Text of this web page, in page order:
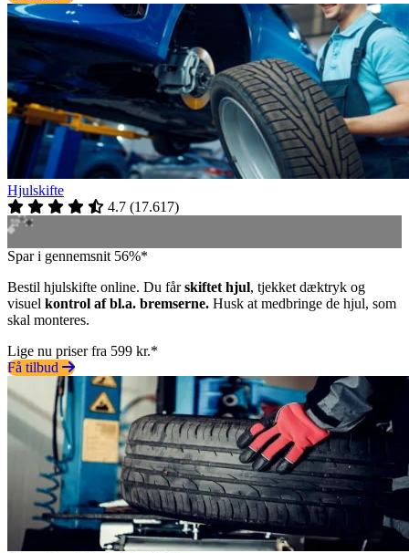
Hjulskifte
4.7 (17.617)
Spar i gennemsnit 56%*
Bestil hjulskifte online. Du fårskiftet hjul, tjekket dæktryk og
visuel kontrol af bl.a. bremserne. Husk at medbringe de hjul, som
skal monteres.
Lige nu priser fra 599 kr.*
Få tilbud